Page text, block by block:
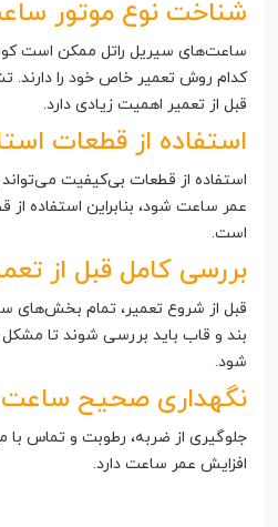
شناخت نوع موتور
ساعت‌های سیریل راتل ممکن است
کدام روش تعمیر خاص خود را
قبل از تعمیر اهمیت زیادی دارد.
استفاده از قطعات
استفاده از قطعات بی‌کیفیت
عمر ساعت شود، بنابراین استفاده از
است.
بررسی کامل قبل از
قبل از شروع تعمیر، تمام بخش‌های
بند و قاب باید بررسی شوند تا
شود.
نگهداری صحیح ساعت
جلوگیری از ضربه، رطوبت و تماس
افزایش عمر ساعت دارد.